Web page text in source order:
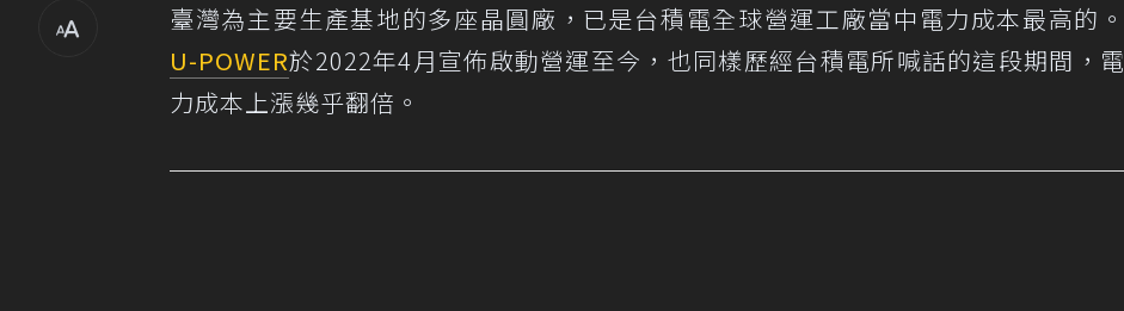
臺灣為主要生產基地的多座晶圓廠，已是台積電全球營運工廠當中電力成本最高的。
U-POWER於2022年4月宣佈啟動營運至今，也同樣歷經台積電所喊話的這段期間，電
力成本上漲幾乎翻倍。